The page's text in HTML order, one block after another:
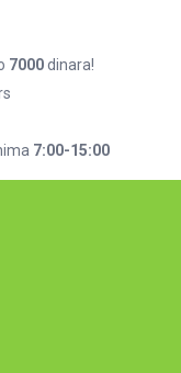
7000dinara!
7:00-15:00